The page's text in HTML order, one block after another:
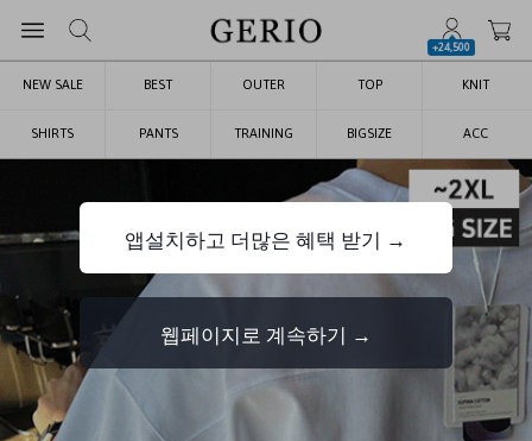
+24,500
NEW SALE BEST OUTER TOP KNIT
SHIRTS PANTS TRAINING BIGSIZE ACC
앱설치하고 더많은 혜택 받기 →
웹페이지로 계속하기 →